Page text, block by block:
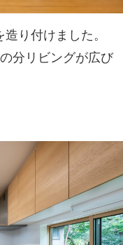
り付けました。
分リビングが広び